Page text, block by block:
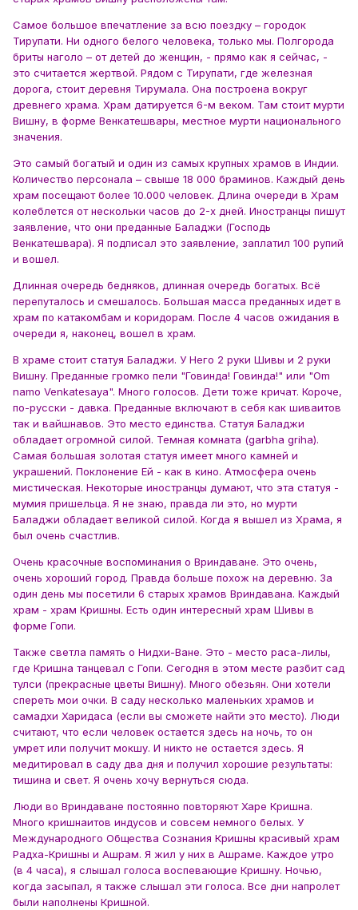
Самое большое впечатление за всю поездку – городок
Тирупати. Ни одного белого человека, только мы. Полгорода
бриты наголо – от детей до женщин, - прямо как я сейчас, -
это считается жертвой. Рядом с Тирупати, где железная
дорога, стоит деревня Тирумала. Она построена вокруг
древнего храма. Храм датируется 6-м веком. Там стоит мурти
Вишну, в форме Венкатешвары, местное мурти национального
значения.
Это самый богатый и один из самых крупных храмов в Индии.
Количество персонала – свыше 18 000 браминов. Каждый день
храм посещают более 10.000 человек. Длина очереди в Храм
колеблется от нескольки часов до 2-х дней. Иностранцы пишут
заявление, что они преданные Баладжи (Господь
Венкатешвара). Я подписал это заявление, заплатил 100 рупий
и вошел.
Длинная очередь бедняков, длинная очередь богатых. Всё
перепуталось и смешалось. Большая масса преданных идет в
храм по катакомбам и коридорам. После 4 часов ожидания в
очереди я, наконец, вошел в храм.
В храме стоит статуя Баладжи. У Него 2 руки Шивы и 2 руки
Вишну. Преданные громко пели "Говинда! Говинда!" или "Om
namo Venkatesaya". Много голосов. Дети тоже кричат. Короче,
по-русски - давка. Преданные включают в себя как шиваитов
так и вайшнавов. Это место единства. Статуя Баладжи
обладает огромной силой. Темная комната (garbha griha).
Самая большая золотая статуя имеет много камней и
украшений. Поклонение Ей - как в кино. Атмосфера очень
мистическая. Некоторые иностранцы думают, что эта статуя -
мумия пришельца. Я не знаю, правда ли это, но мурти
Баладжи обладает великой силой. Когда я вышел из Храма, я
был очень счастлив.
Очень красочные воспоминания о Вриндаване. Это очень,
очень хороший город. Правда больше похож на деревню. За
один день мы посетили 6 старых храмов Вриндавана. Каждый
храм - храм Кришны. Есть один интересный храм Шивы в
форме Гопи.
Также светла память о Нидхи-Ване. Это - место раса-лилы,
где Кришна танцевал с Гопи. Сегодня в этом месте разбит сад
тулси (прекрасные цветы Вишну). Много обезьян. Они хотели
спереть мои очки. В саду несколько маленьких храмов и
самадхи Харидаса (если вы сможете найти это место). Люди
считают, что если человек остается здесь на ночь, то он
умрет или получит мокшу. И никто не остается здесь. Я
медитировал в саду два дня и получил хорошие результаты:
тишина и свет. Я очень хочу вернуться сюда.
Люди во Вриндаване постоянно повторяют Харе Кришна.
Много кришнаитов индусов и совсем немного белых. У
Международного Общества Сознания Кришны красивый храм
Радха-Кришны и Ашрам. Я жил у них в Ашраме. Каждое утро
(в 4 часа), я слышал голоса воспевающие Кришну. Ночью,
когда засыпал, я также слышал эти голоса. Все дни напролет
были наполнены Кришной.